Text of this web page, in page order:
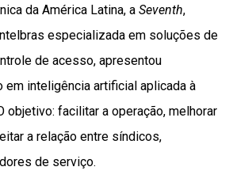
da América Latina, a Seventh,
especializada em soluções de
de acesso, apresentou
inteligência artificial aplicada à
objetivo: facilitar a operação, melhorar
a relação entre síndicos,
de serviço.